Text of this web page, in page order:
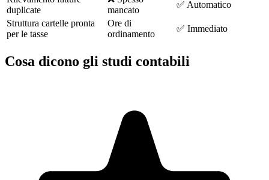
duplicate
mancato
✅ Automatico
Struttura cartelle pronta
per le tasse
Ore di
ordinamento
✅ Immediato
Cosa dicono gli studi contabili